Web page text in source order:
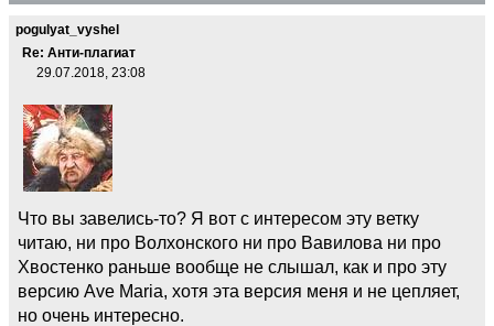
pogulyat_vyshel
Re: Анти-плагиат
29.07.2018, 23:08
Что вы завелись-то? Я вот с интересом эту ветку
читаю, ни про Волхонского ни про Вавилова ни про
Хвостенко раньше вообще не слышал, как и про эту
версию Ave Maria, хотя эта версия меня и не цепляет,
но очень интересно.